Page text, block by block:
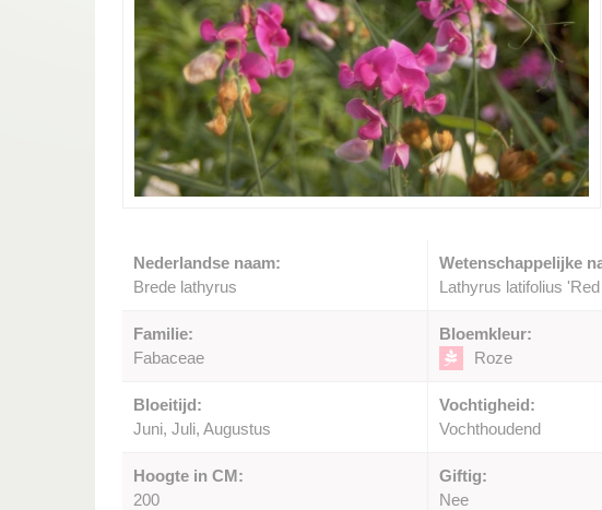
Nederlandse naam:
Brede lathyrus
Wetenschappelijke
Lathyrus latifolius
Familie:
Fabaceae
Bloemkleur:
Roze
Bloeitijd:
Juni, Juli, Augustus
Vochtigheid:
Vochthoudend
Hoogte in CM:
200
Giftig:
Nee